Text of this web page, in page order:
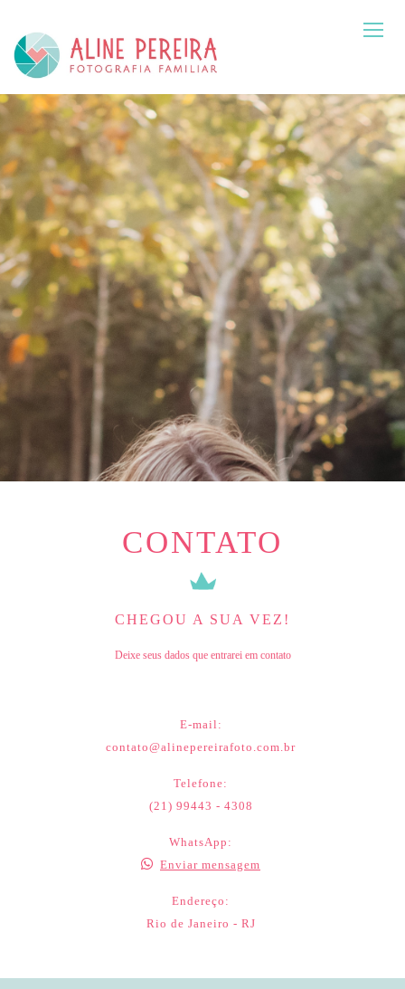
CONTATO
CHEGOU A SUA VEZ!
Deixe seus dados que entrarei em contato
E-mail:
contato@alinepereirafoto.com.br
Telefone:
(21) 99443 - 4308
WhatsApp:
Enviar mensagem
Endereço:
Rio de Janeiro - RJ